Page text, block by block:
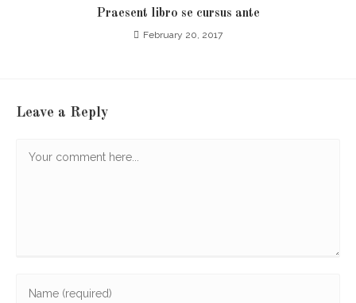
Praesent libro se cursus ante
February 20, 2017
Leave a Reply